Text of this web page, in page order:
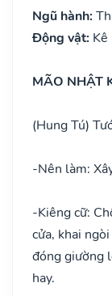
Ngũ hành:
Động vật: Kê
MÃO NHẬT
(Hung Tú)
-Nên làm:
-Kiêng cữ:
cửa, khai
đóng giường
hay.